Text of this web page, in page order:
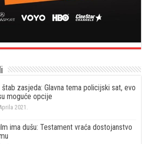
štab zasjeda: Glavna tema policijski sat, evo
moguće opcije
2021.
ima dušu: Testament vraća dostojanstvo